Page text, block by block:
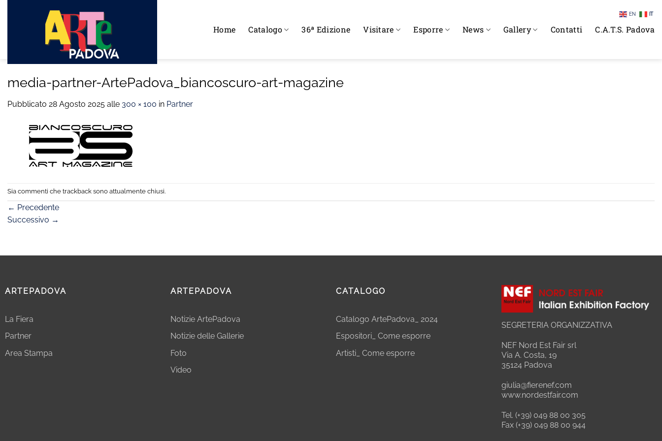
Home Catalogo 36ª Edizione Visitare Esporre News Gallery Contatti C.A.T.S. Padova
media-partner-ArtePadova_biancoscuro-art-magazine
Pubblicato 28 Agosto 2025 alle 300 × 100 in Partner
Sia commenti che trackback sono attualmente chiusi.
← Precedente
Successivo →
ARTEPADOVA
La Fiera
Partner
Area Stampa
ARTEPADOVA
Notizie ArtePadova
Notizie delle Gallerie
Foto
Video
CATALOGO
Catalogo ArtePadova_ 2024
Espositori_ Come esporre
Artisti_ Come esporre
SEGRETERIA ORGANIZZATIVA
NEF Nord Est Fair srl
Via A. Costa, 19
35124 Padova
giulia@fierenef.com
www.nordestfair.com
Tel. (+39) 049 88 00 305
Fax (+39) 049 88 00 944
EN IT